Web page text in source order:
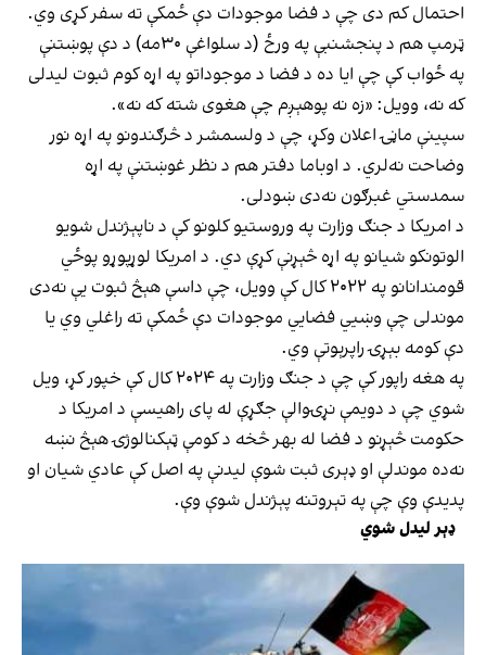
احتمال کم دی چې د فضا موجودات دې ځمکې ته سفر کړی وي.
ټرمپ هم د پنجشنبې په ورځ (د سلواغې ۳۰مه) د دې پوښتنې
په ځواب کې چې ايا ده د فضا د موجوداتو په اړه کوم ثبوت ليدلی
که نه، وويل: «زه نه پوهېږم چې هغوی شته که نه».
سپينې ماڼۍ اعلان وکړ، چې د ولسمشر د څرګندونو په اړه نور
وضاحت نه‌لري. د اوباما دفتر هم د نظر غوښتنې په اړه
سمدستي غبرګون نه‌دی ښودلی.
د امریکا د جنګ وزارت په وروستيو کلونو کې د ناپېژندل شويو
الوتونکو شيانو په اړه څېړنې کړې دي. د امريکا لوړپوړو پوځي
قومندانانو په ۲۰۲۲ کال کې وويل، چې داسې هېڅ ثبوت يې نه‌دی
موندلی چې وښيي فضایي موجودات دې ځمکې ته راغلي وي يا
دې کومه بېړۍ راپرېوتې وي.
په هغه راپور کې چې د جنګ وزارت په ۲۰۲۴ کال کې خپور کړ، ويل
شوي چې د دويمې نړۍوالې جګړې له پای راهيسې د امريکا د
حکومت څېړنو د فضا له بهر څخه د کومې ټېکنالوژۍ هېڅ نښه
نه‌ده موندلې او ډېری ثبت شوې ليدنې په اصل کې عادي شيان او
پديدې وې چې په تېروتنه پېژندل شوې وې.
ډېر لیدل شوي